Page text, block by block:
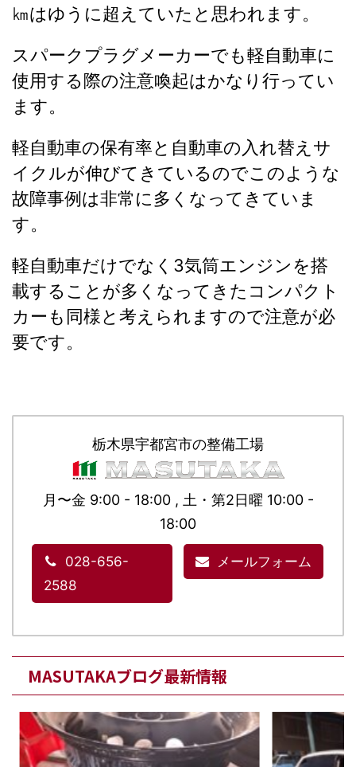
㎞はゆうに超えていたと思われます。
スパークプラグメーカーでも軽自動車に
使用する際の注意喚起はかなり行ってい
ます。
軽自動車の保有率と自動車の入れ替えサ
イクルが伸びてきているのでこのような
故障事例は非常に多くなってきていま
す。
軽自動車だけでなく3気筒エンジンを搭
載することが多くなってきたコンパクト
カーも同様と考えられますので注意が必
要です。
栃木県宇都宮市の整備工場
月〜金 9:00 - 18:00 , 土・第2日曜 10:00 -
18:00
028-656-
2588
メールフォーム
MASUTAKAブログ最新情報